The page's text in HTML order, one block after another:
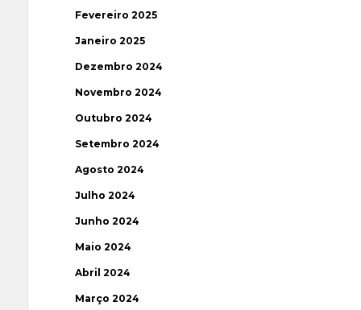
Fevereiro 2025
Janeiro 2025
Dezembro 2024
Novembro 2024
Outubro 2024
Setembro 2024
Agosto 2024
Julho 2024
Junho 2024
Maio 2024
Abril 2024
Março 2024